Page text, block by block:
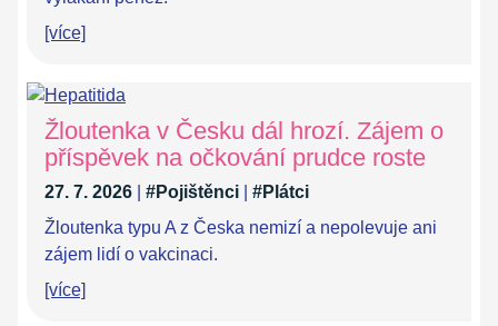
[více]
Žloutenka v Česku dál hrozí. Zájem o
příspěvek na očkování prudce roste
27. 7. 2026 #Pojištěnci
#Plátci
Žloutenka typu A z Česka nemizí a nepolevuje ani
zájem lidí o vakcinaci.
[více]